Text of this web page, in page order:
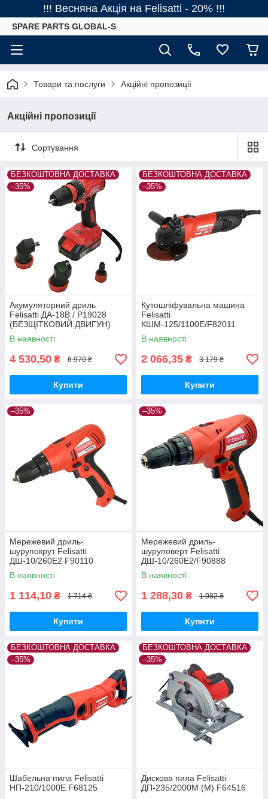
!!! Весняна Акція на Felisatti - 20% !!!
SPARE PARTS GLOBAL-S
Товари та послуги Акційні пропозиції
Акційні пропозиції
Сортування
БЕЗКОШТОВНА ДОСТАВКА
–35%
Акумуляторний дриль
Felisatti ДА-18В / P19028
(БЕЗЩІТКОВИЙ ДВИГУН)
В наявності
4 530,50 ₴ 6 970 ₴
Купити
БЕЗКОШТОВНА ДОСТАВКА
–35%
Кутошліфувальна машина
Felisatti
КШМ-125/1100Е/F82011
В наявності
2 066,35 ₴ 3 179 ₴
Купити
–35%
Мережевий дриль-
шурупокрут Felisatti
ДШ-10/260Е2 F90110
В наявності
1 114,10 ₴ 1 714 ₴
Купити
–35%
Мережевий дриль-
шуруповерт Felisatti
ДШ-10/260Е2/F90888
В наявності
1 288,30 ₴ 1 982 ₴
Купити
БЕЗКОШТОВНА ДОСТАВКА
–35%
Шабельна пила Felisatti
НП-210/1000Е F68125
БЕЗКОШТОВНА ДОСТАВКА
–35%
Дискова пила Felisatti
ДП-235/2000М (М) F64516